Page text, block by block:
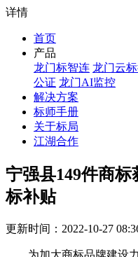
详情
首页
产品
龙门标智连 龙门云
公证 龙门AI监控
解决方案
标师手册
关于标局
江湖合作
宁强县149件商
标补贴
更新时间：2022-10-27
为加大商标品牌建设力